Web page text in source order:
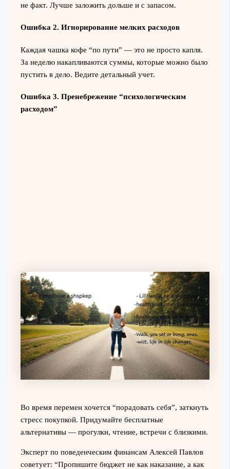
не факт. Лучше заложить дольше и с запасом.
Ошибка 2. Игнорирование мелких расходов
Каждая чашка кофе “по пути” — это не просто капля.
За неделю накапливаются суммы, которые можно было
пустить в дело. Ведите детальный учет.
Ошибка 3. Пренебрежение “психологическим
расходом”
Во время перемен хочется “порадовать себя”, заткнуть
стресс покупкой. Придумайте бесплатные
альтернативы — прогулки, чтение, встречи с близкими.
Эксперт по поведенческим финансам Алексей Павлов
советует: “Пропишите бюджет не как наказание, а как